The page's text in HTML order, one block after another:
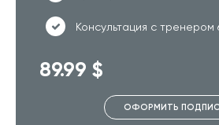
Консультация с тренером
89.99 $
ОФОРМИТЬ